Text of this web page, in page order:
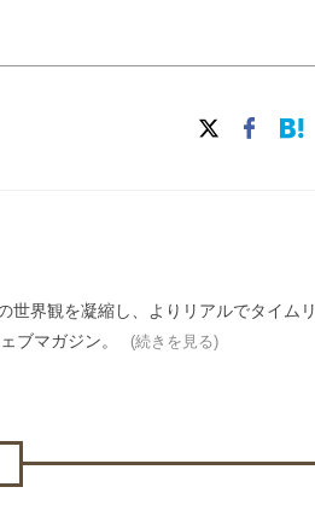
世界観を凝縮し、よりリアルでタイムリ
ブマガジン。
(続きを見る)